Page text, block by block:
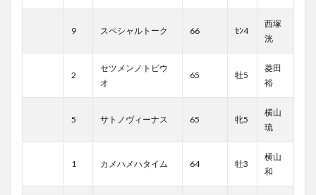
9 スペシャルトーク 66 ｾﾝ4
西塚
洸
2
セツメンノトビウ
オ
65 牡5
菱田
裕
5 サトノヴィーナス 65 牝5
横山
琉
1 カメハメハタイム 64 牡3
横山
和